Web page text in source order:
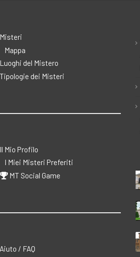
Misteri
Mappa
Luoghi del Mistero
Tipologie dei Misteri
Il Mio Profilo
I Miei Misteri Preferiti
MT Social Game
Aiuto / FAQ